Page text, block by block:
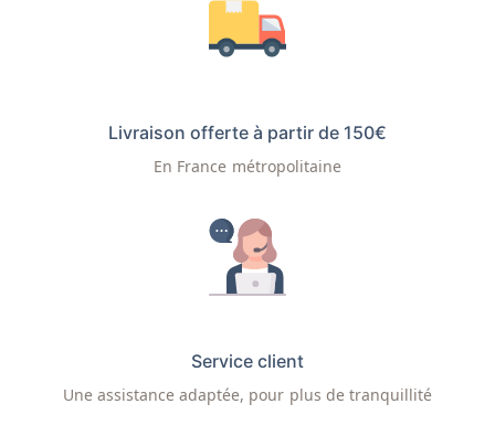
Livraison offerte à partir de 150€
En France métropolitaine
Service client
Une assistance adaptée, pour plus de tranquillité